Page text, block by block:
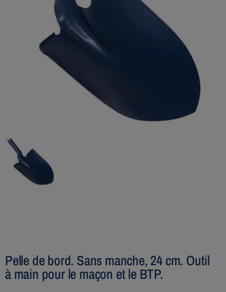
Pelle de bord. Sans manche, 24 cm. Outil
à main pour le maçon et le BTP.